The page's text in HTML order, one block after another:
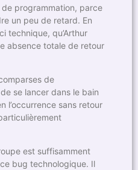
de programmation, parce
un peu de retard. En
technique, qu’Arthur
absence totale de retour
de
se lancer dans le bain
l’occurrence sans retour
est suffisamment
bug technologique. Il